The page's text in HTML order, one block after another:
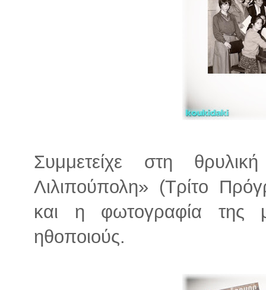
Συμμετείχε στη
Λιλιπούπολη» (Τρίτο
και η φωτογραφία της
ηθοποιούς.